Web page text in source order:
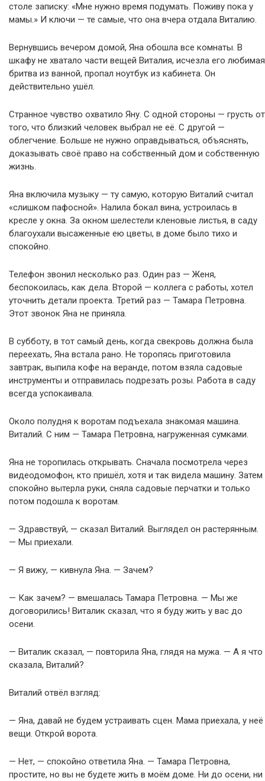
столе записку: «Мне нужно время подумать. Поживу пока у
мамы.» И ключи — те самые, что она вчера отдала Виталию.
Вернувшись вечером домой, Яна обошла все комнаты. В
шкафу не хватало части вещей Виталия, исчезла его любимая
бритва из ванной, пропал ноутбук из кабинета. Он
действительно ушёл.
Странное чувство охватило Яну. С одной стороны — грусть от
того, что близкий человек выбрал не её. С другой —
облегчение. Больше не нужно оправдываться, объяснять,
доказывать своё право на собственный дом и собственную
жизнь.
Яна включила музыку — ту самую, которую Виталий считал
«слишком пафосной». Налила бокал вина, устроилась в
кресле у окна. За окном шелестели кленовые листья, в саду
благоухали высаженные ею цветы, в доме было тихо и
спокойно.
Телефон звонил несколько раз. Один раз — Женя,
беспокоилась, как дела. Второй — коллега с работы, хотел
уточнить детали проекта. Третий раз — Тамара Петровна.
Этот звонок Яна не приняла.
В субботу, в тот самый день, когда свекровь должна была
переехать, Яна встала рано. Не торопясь приготовила
завтрак, выпила кофе на веранде, потом взяла садовые
инструменты и отправилась подрезать розы. Работа в саду
всегда успокаивала.
Около полудня к воротам подъехала знакомая машина.
Виталий. С ним — Тамара Петровна, нагруженная сумками.
Яна не торопилась открывать. Сначала посмотрела через
видеодомофон, кто пришёл, хотя и так видела машину. Затем
спокойно вытерла руки, сняла садовые перчатки и только
потом подошла к воротам.
— Здравствуй, — сказал Виталий. Выглядел он растерянным.
— Мы приехали.
— Я вижу, — кивнула Яна. — Зачем?
— Как зачем? — вмешалась Тамара Петровна. — Мы же
договорились! Виталик сказал, что я буду жить у вас до
осени.
— Виталик сказал, — повторила Яна, глядя на мужа. — А я что
сказала, Виталий?
Виталий отвёл взгляд:
— Яна, давай не будем устраивать сцен. Мама приехала, у неё
вещи. Открой ворота.
— Нет, — спокойно ответила Яна. — Тамара Петровна,
простите, но вы не будете жить в моём доме. Ни до осени, ни